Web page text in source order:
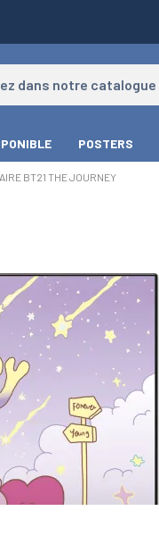
POSTERS
BT21 THE JOURNEY